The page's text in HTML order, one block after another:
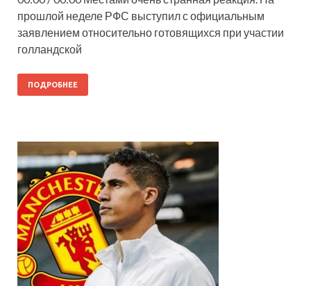
прошлой неделе РФС выступил с официальным
заявлением относительно готовящихся при участии
голландской
ПОДРОБНЕЕ